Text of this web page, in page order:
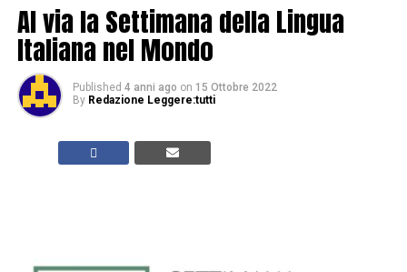
Al via la Settimana della Lingua
Italiana nel Mondo
Published 4 anni ago on 15 Ottobre 2022
By Redazione Leggere:tutti